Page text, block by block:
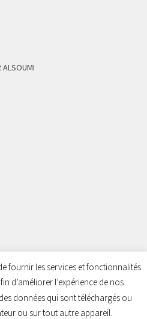
ALSOUMI
© 2026. Tous droits réservés.
fournir les services et fonctionnalités
d’améliorer l’expérience de nos
données qui sont téléchargés ou
ou sur tout autre appareil.